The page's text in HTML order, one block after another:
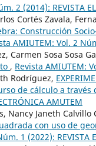
2 (2014): REVISTA
Cortés Zavala,
Construcción
AMIUTEM: Vol. 2
Carmen Sosa Sosa
, Revista AMIUTEM:
Rodríguez,
de cálculo a
AMUTEM
Nancy Janeth
con uso de
1 (2022): REVISTA